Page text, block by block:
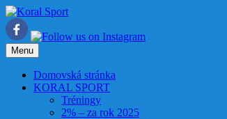
Preskočiť
na
obsah
Menu
Domovská stránka
KORAL SPORT
Tréningy
2% – za rok 2025